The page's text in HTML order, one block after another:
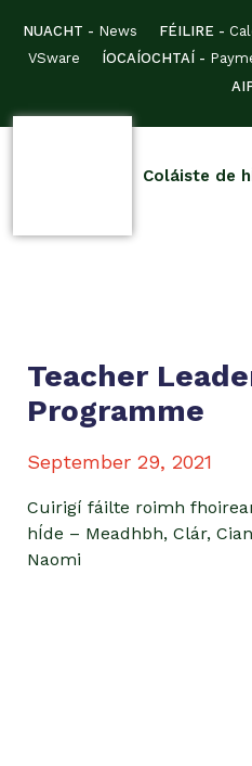
NUACHT - News FÉILIRE -
VSware
ÍOCAÍOCHTAÍ -
Coláiste de
Teacher
Programme
September 29, 2021
Cuirigí fáilte roimh
hÍde – Meadhbh, Clár,
Naomi